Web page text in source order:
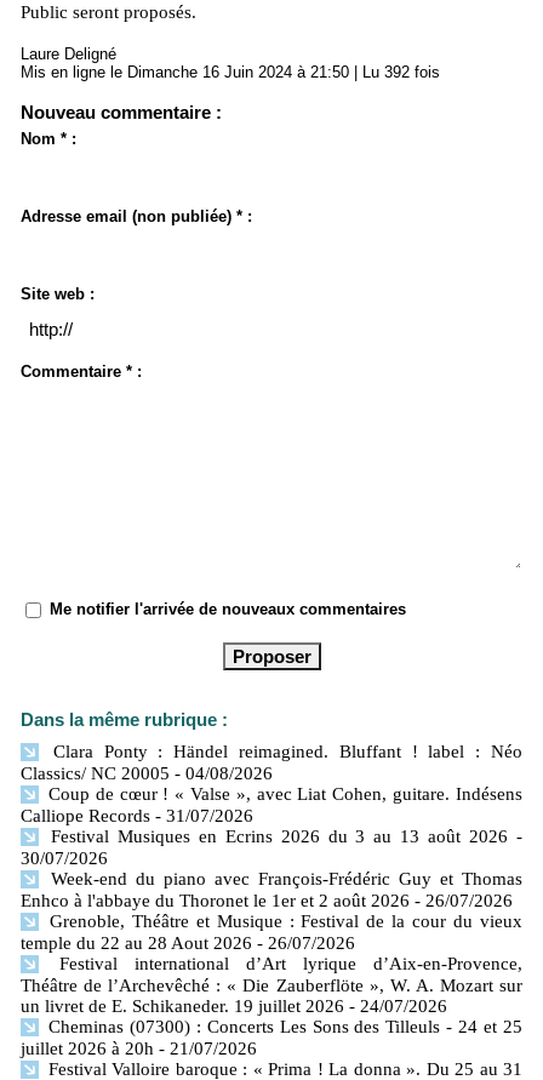
Public seront proposés.
Laure Deligné
Mis en ligne le Dimanche 16 Juin 2024 à 21:50 | Lu 392 fois
Nouveau commentaire :
Nom * :
Adresse email (non publiée) * :
Site web :
Commentaire * :
Me notifier l'arrivée de nouveaux commentaires
Dans la même rubrique :
Clara Ponty : Händel reimagined. Bluffant ! label : Néo
Classics/ NC 20005 - 04/08/2026
Coup de cœur ! « Valse », avec Liat Cohen, guitare. Indésens
Calliope Records - 31/07/2026
Festival Musiques en Ecrins 2026 du 3 au 13 août 2026 -
30/07/2026
Week-end du piano avec François-Frédéric Guy et Thomas
Enhco à l'abbaye du Thoronet le 1er et 2 août 2026 - 26/07/2026
Grenoble, Théâtre et Musique : Festival de la cour du vieux
temple du 22 au 28 Aout 2026 - 26/07/2026
Festival international d’Art lyrique d’Aix-en-Provence,
Théâtre de l’Archevêché : « Die Zauberflöte », W. A. Mozart sur
un livret de E. Schikaneder. 19 juillet 2026 - 24/07/2026
Cheminas (07300) : Concerts Les Sons des Tilleuls - 24 et 25
juillet 2026 à 20h - 21/07/2026
Festival Valloire baroque : « Prima ! La donna ». Du 25 au 31